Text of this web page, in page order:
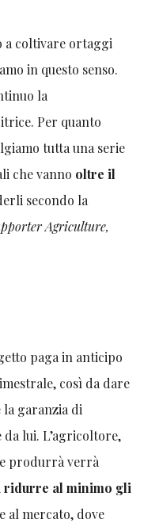
a coltivare ortaggi
in questo senso.
la
Per quanto
tutta una serie
che vanno oltre il
secondo la
Agriculture,
paga in anticipo
così da dare
garanzia di
lui. L’agricoltore,
produrrà verrà
ridurre al minimo gli
al mercato, dove